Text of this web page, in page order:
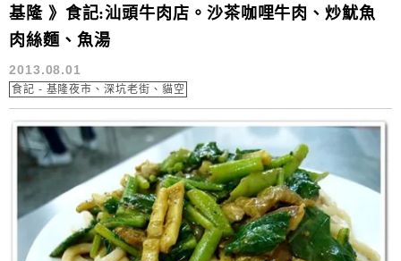
基隆 》食記:汕頭牛肉店。沙茶咖哩牛肉、炒魷魚
肉絲麵、魚湯
2013.08.01
食記 - 基隆夜市、深坑老街、貓空